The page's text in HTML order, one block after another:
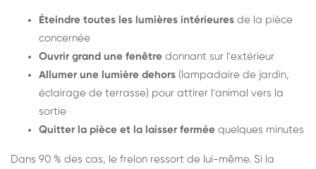
Éteindre toutes les lumières intérieures de la pièce
concernée
Ouvrir grand une fenêtre donnant sur l'extérieur
Allumer une lumière dehors (lampadaire de jardin,
éclairage de terrasse) pour attirer l'animal vers la
sortie
Quitter la pièce et la laisser fermée quelques minutes
Dans 90 % des cas, le frelon ressort de lui-même. Si la